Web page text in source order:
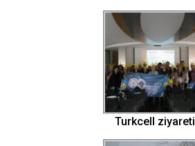
Turkcell ziyareti